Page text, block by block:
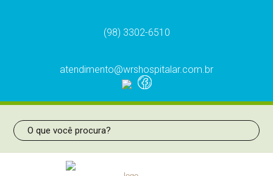
(98) 3302-6510
atendimento@wrshospitalar.com.br